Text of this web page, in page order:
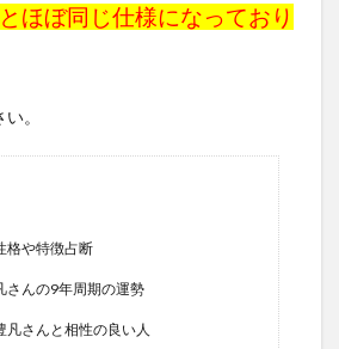
ほぼ同じ仕様になっており
。
格や特徴占断
さんの9年周期の運勢
凡さんと相性の良い人